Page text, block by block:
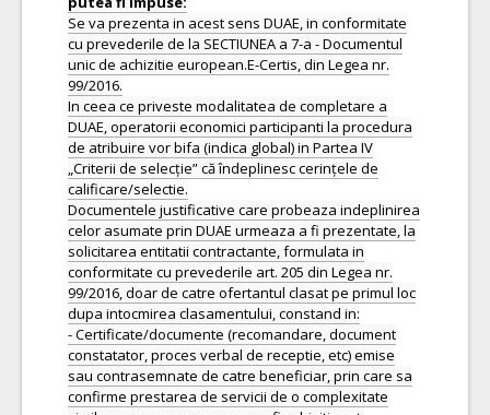
Se va prezenta in acest sens DUAE, in conformitate
cu prevederile de la SECTIUNEA a 7-a - Documentul
unic de achizitie european.E-Certis, din Legea nr.
99/2016.
In ceea ce priveste modalitatea de completare a
DUAE, operatorii economici participanti la procedura
de atribuire vor bifa (indica global) in Partea IV
„Criterii de selecție” că îndeplinesc cerințele de
calificare/selectie.
Documentele justificative care probeaza indeplinirea
celor asumate prin DUAE urmeaza a fi prezentate, la
solicitarea entitatii contractante, formulata in
conformitate cu prevederile art. 205 din Legea nr.
99/2016, doar de catre ofertantul clasat pe primul loc
dupa intocmirea clasamentului, constand in:
- Certificate/documente (recomandare, document
constatator, proces verbal de receptie, etc) emise
sau contrasemnate de catre beneficiar, prin care sa
confirme prestarea de servicii de o complexitate